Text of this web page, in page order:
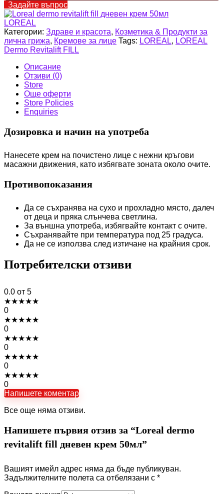
Задайте въпрос
LOREAL
Категории: Здраве и красота, Козметика & Продукти за
лична грижа, Кремове за лице Tags: LOREAL, LOREAL
Dermo Revitalift FILL
Описание
Отзиви (0)
Store
Още оферти
Store Policies
Enquiries
Дозировка и начин на употреба
Нанесете крем на почистено лице с нежни кръгови
масажни движения, като избягвате зоната около очите.
Противопоказания
Да се съхранява на сухо и прохладно място, далеч
от деца и пряка слънчева светлина.
За външна употреба, избягвайте контакт с очите.
Съхранявайте при температура под 25 градуса.
Да не се използва след изтичане на крайния срок.
Потребителски отзиви
0.0 от 5
★★★★★
0
★★★★★
0
★★★★★
0
★★★★★
0
★★★★★
0
Напишете коментар
Все още няма отзиви.
Напишете първия отзив за “Loreal dermo
revitalift fill дневен крем 50мл”
Вашият имейл адрес няма да бъде публикуван.
Задължителните полета са отбелязани с *